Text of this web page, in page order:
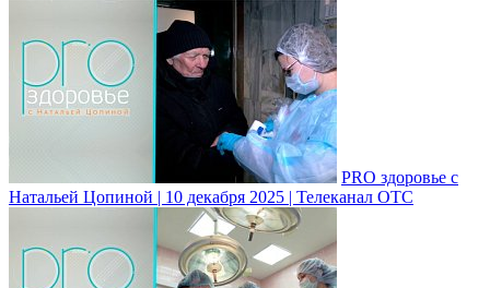
PRO здоровье с
Натальей Цопиной | 10 декабря 2025 | Телеканал ОТС